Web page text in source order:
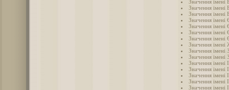
Значення імені
Значення імені
Значення імені
Значення імені
Значення імені
Значення імені
Значення імені
Значення імені
Значення імені
Значення імені
Значення імені
Значення імені
Значення імені
Значення імені
Значення імені